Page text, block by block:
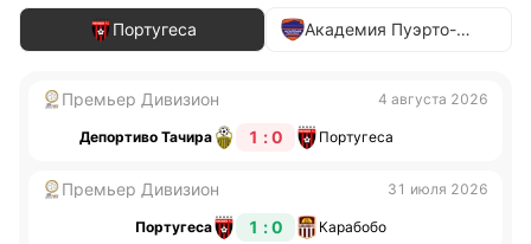
Португеса
Академия Пуэрто-
Премьер Дивизион 4 августа 2026
Депортиво Тачира 1 : 0 Португеса
Премьер Дивизион 31 июля 2026
Португеса 1 : 0 Карабобо